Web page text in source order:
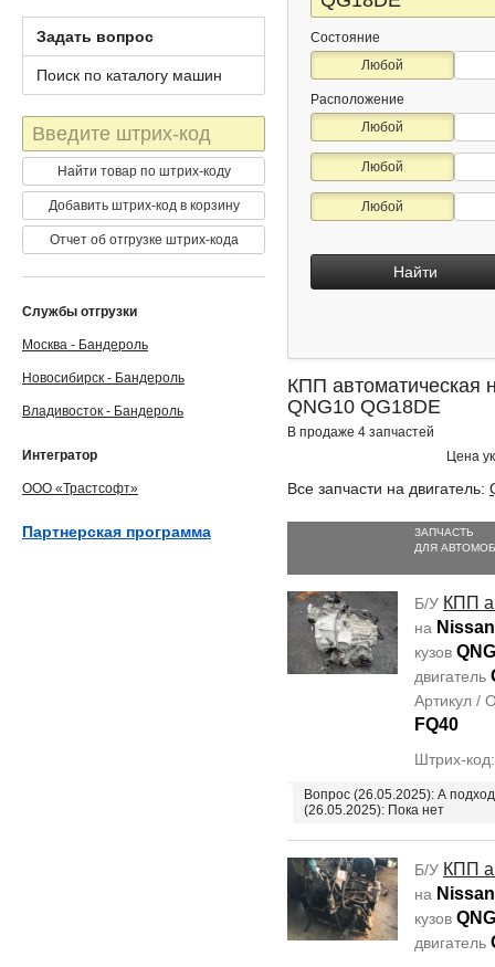
Состояние
Любой
Расположение
Любой
Любой
Любой
Найти
КПП автоматическая
QNG10 QG18DE
В продаже 4 запчастей
Цена
Все запчасти на двигатель:
ЗАПЧАСТЬ
ДЛЯ
Б/У КПП
на
кузов
двигатель
Артикул /
FQ40
Штрих-
Вопрос (26.05.2025): А
(26.05.2025): Пока нет
Б/У КПП
на
кузов
двигатель
Задать вопрос
Поиск по каталогу машин
Штрих-
код
Найти товар по штрих-коду
Добавить штрих-код в корзину
Отчет об отгрузке штрих-кода
Службы отгрузки
Москва - Бандероль
Новосибирск - Бандероль
Владивосток - Бандероль
Интегратор
ООО «Трастсофт»
Партнерская программа